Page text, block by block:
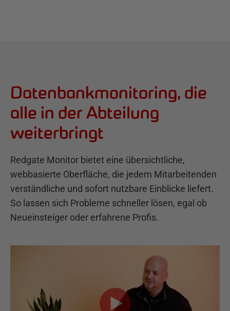
Datenbankmonitoring, die
alle in der Abteilung
weiterbringt
Redgate Monitor bietet eine übersichtliche,
webbasierte Oberfläche, die jedem Mitarbeitenden
verständliche und sofort nutzbare Einblicke liefert.
So lassen sich Probleme schneller lösen, egal ob
Neueinsteiger oder erfahrene Profis.